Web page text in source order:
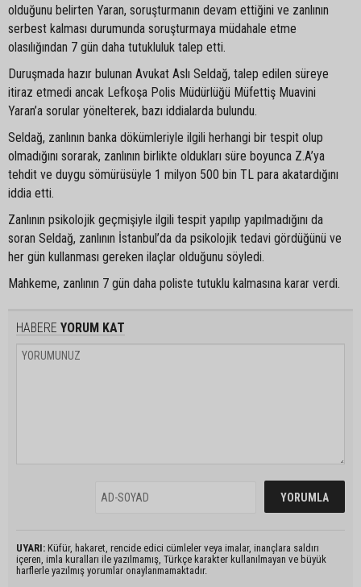
olduğunu belirten Yaran, soruşturmanın devam ettiğini ve zanlının
serbest kalması durumunda soruşturmaya müdahale etme
olasılığından 7 gün daha tutukluluk talep etti.
Duruşmada hazır bulunan Avukat Aslı Seldağ, talep edilen süreye
itiraz etmedi ancak Lefkoşa Polis Müdürlüğü Müfettiş Muavini
Yaran’a sorular yönelterek, bazı iddialarda bulundu.
Seldağ, zanlının banka dökümleriyle ilgili herhangi bir tespit olup
olmadığını sorarak, zanlının birlikte oldukları süre boyunca Z.A’ya
tehdit ve duygu sömürüsüyle 1 milyon 500 bin TL para akatardığını
iddia etti.
Zanlının psikolojik geçmişiyle ilgili tespit yapılıp yapılmadığını da
soran Seldağ, zanlının İstanbul’da da psikolojik tedavi gördüğünü ve
her gün kullanması gereken ilaçlar olduğunu söyledi.
Mahkeme, zanlının 7 gün daha poliste tutuklu kalmasına karar verdi.
HABERE YORUM KAT
UYARI: Küfür, hakaret, rencide edici cümleler veya imalar, inançlara saldırı
içeren, imla kuralları ile yazılmamış, Türkçe karakter kullanılmayan ve büyük
harflerle yazılmış yorumlar onaylanmamaktadır.